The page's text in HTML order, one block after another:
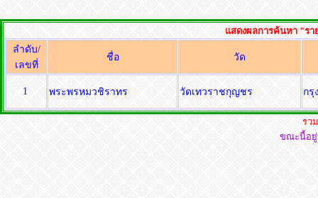
แสดงผลการค้นหา "ร
ลำดับ/
เลขที่
ชื่อ วัด
1 พระพรหมวชิราทร วัดเทวราชกุญชร กรุ
รว
ขณะนี้อ